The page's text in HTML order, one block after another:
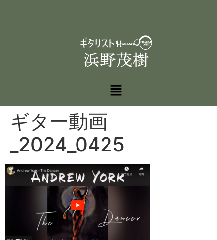
ギター動画
_2024_0425